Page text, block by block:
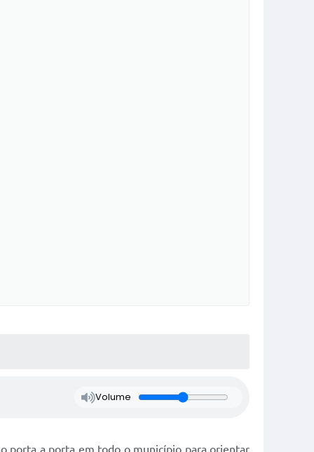
Volume
porta a porta em todo o município para orientar